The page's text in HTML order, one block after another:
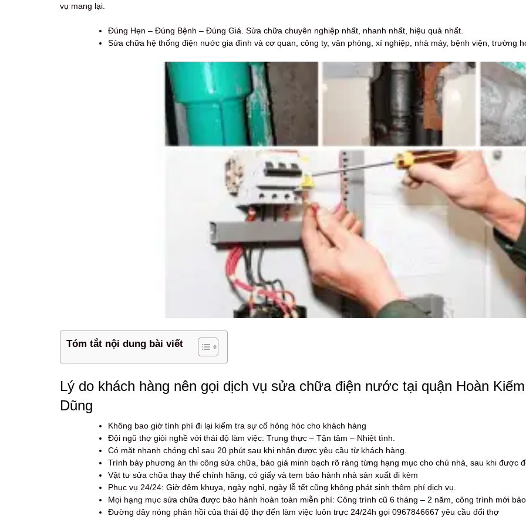
vụ mang lại.
Đúng Hẹn – Đúng Bệnh – Đúng Giá. Sửa chữa chuyên nghiệp nhất, nhanh nhất, hiệu quả nhất.
Sửa chữa hệ thống điện nước gia đình và cơ quan, công ty, văn phòng, xí nghiệp, nhà máy, bệnh viện, trường
Tóm tắt nội dung bài viết
Lý do khách hàng nên gọi dịch vụ sửa chữa điện nước tại quận Hoàn
Dũng
Không bao giờ tính phí đi lại kiểm tra sự cố hỏng hóc cho khách hàng
Đội ngũ thợ giỏi nghề với thái độ làm việc: Trung thực – Tận tâm – Nhiệt tình.
Có mặt nhanh chóng chỉ sau 20 phút sau khi nhận được yêu cầu từ khách hàng.
Trình bày phương án thi công sửa chữa, báo giá minh bạch rõ ràng từng hạng mục cho chủ nhà, sau khi được
Vật tư sửa chữa thay thế chính hãng, có giấy và tem bảo hành nhà sản xuất đi kèm
Phục vụ 24/24: Giờ đêm khuya, ngày nghỉ, ngày lễ tết cũng không phát sinh thêm phí dịch vụ.
Mọi hạng mục sửa chữa được bảo hành hoàn toàn miễn phí: Công trình cũ 6 tháng – 2 năm, công trình mới
Đường dây nóng phản hồi của thái độ thợ đến làm việc luôn trực 24/24h gọi 0967846667 yêu cầu đổi thợ